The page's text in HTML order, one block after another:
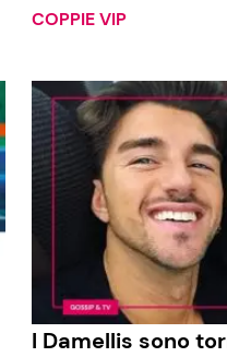
COPPIE VIP
I Damellis sono